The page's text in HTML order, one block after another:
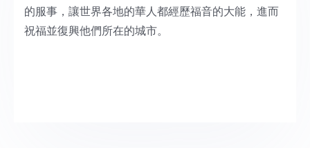
的服事，讓世界各地的華人都經歷福音的大能，進而
祝福並復興他們所在的城市。